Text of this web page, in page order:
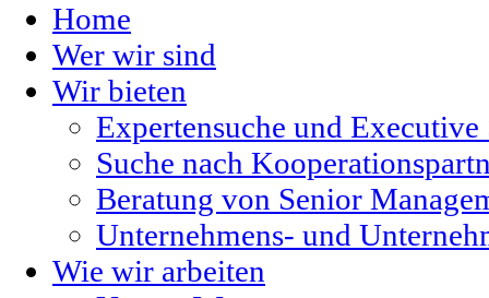
Home
Wer wir sind
Wir bieten
Expertensuche und Executive
Suche nach
Beratung von Senior
Unternehmens- und
Wie wir arbeiten